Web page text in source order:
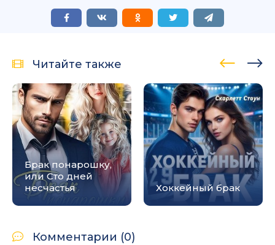
Читайте также
Брак понарошку,
или Сто дней
несчастья
Хоккейный брак
Комментарии (0)